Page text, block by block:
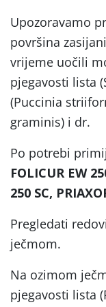
Upozoravamo
površina
vrijeme uočili
pjegavosti lista
(Puccinia
graminis) i dr.
Po potrebi
FOLICUR EW
250 SC,
Pregledati
ječmom.
Na ozimom
pjegavosti lista